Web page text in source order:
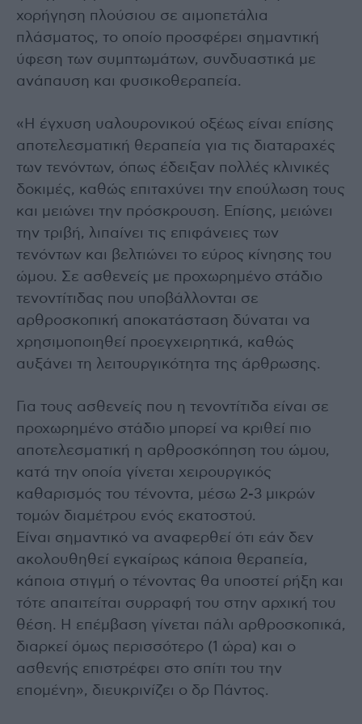
χορήγηση πλούσιου σε αιμοπετάλια
πλάσματος, το οποίο προσφέρει σημαντική
ύφεση των συμπτωμάτων, συνδυαστικά με
ανάπαυση και φυσικοθεραπεία.
«Η έγχυση υαλουρονικού οξέως είναι επίσης
αποτελεσματική θεραπεία για τις διαταραχές
των τενόντων, όπως έδειξαν πολλές κλινικές
δοκιμές, καθώς επιταχύνει την επούλωση τους
και μειώνει την πρόσκρουση. Επίσης, μειώνει
την τριβή, λιπαίνει τις επιφάνειες των
τενόντων και βελτιώνει το εύρος κίνησης του
ώμου. Σε ασθενείς με προχωρημένο στάδιο
τενοντίτιδας που υποβάλλονται σε
αρθροσκοπική αποκατάσταση δύναται να
χρησιμοποιηθεί προεγχειρητικά, καθώς
αυξάνει τη λειτουργικότητα της άρθρωσης.
Για τους ασθενείς που η τενοντίτιδα είναι σε
προχωρημένο στάδιο μπορεί να κριθεί πιο
αποτελεσματική η αρθροσκόπηση του ώμου,
κατά την οποία γίνεται χειρουργικός
καθαρισμός του τένοντα, μέσω 2-3 μικρών
τομών διαμέτρου ενός εκατοστού.
Είναι σημαντικό να αναφερθεί ότι εάν δεν
ακολουθηθεί εγκαίρως κάποια θεραπεία,
κάποια στιγμή ο τένοντας θα υποστεί ρήξη και
τότε απαιτείται συρραφή του στην αρχική του
θέση. Η επέμβαση γίνεται πάλι αρθροσκοπικά,
διαρκεί όμως περισσότερο (1 ώρα) και ο
ασθενής επιστρέφει στο σπίτι του την
επομένη», διευκρινίζει ο δρ Πάντος.